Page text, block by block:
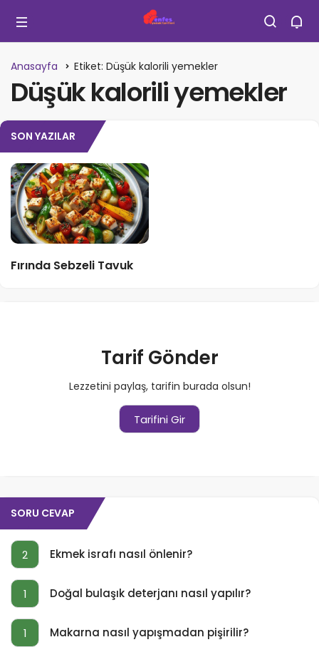
Anasayfa Etiket: Düşük kalorili yemekler
Düşük kalorili yemekler
SON YAZILAR
Fırında Sebzeli Tavuk
Tarif Gönder
Lezzetini paylaş, tarifin burada olsun!
Tarifini Gir
SORU CEVAP
2 Ekmek israfı nasıl önlenir?
1 Doğal bulaşık deterjanı nasıl yapılır?
1 Makarna nasıl yapışmadan pişirilir?